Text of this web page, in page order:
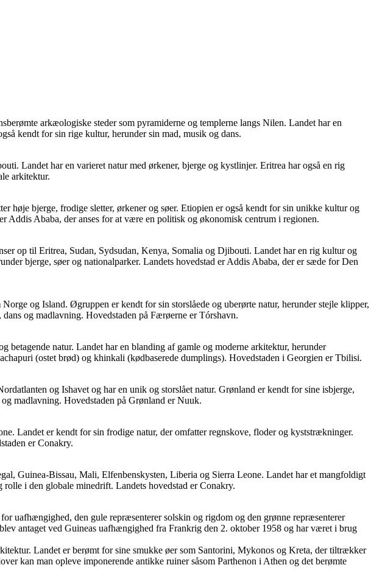
arkæologiske steder som pyramiderne og templerne langs Nilen. Landet har en
kendt for sin rige kultur, herunder sin mad, musik og dans.
Landet har en varieret natur med ørkener, bjerge og kystlinjer. Eritrea har også en rig
arkitektur.
høje bjerge, frodige sletter, ørkener og søer. Etiopien er også kendt for sin unikke kultur og
Addis Ababa, der anses for at være en politisk og økonomisk centrum i regionen.
op til Eritrea, Sudan, Sydsudan, Kenya, Somalia og Djibouti. Landet har en rig kultur og
bjerge, søer og nationalparker. Landets hovedstad er Addis Ababa, der er sæde for Den
og Island. Øgruppen er kendt for sin storslåede og uberørte natur, herunder stejle klipper,
og madlavning. Hovedstaden på Færøerne er Tórshavn.
natur. Landet har en blanding af gamle og moderne arkitektur, herunder
(ostet brød) og khinkali (kødbaserede dumplings). Hovedstaden i Georgien er Tbilisi.
og Ishavet og har en unik og storslået natur. Grønland er kendt for sine isbjerge,
madlavning. Hovedstaden på Grønland er Nuuk.
Landet er kendt for sin frodige natur, der omfatter regnskove, floder og kyststrækninger.
er Conakry.
Guinea-Bissau, Mali, Elfenbenskysten, Liberia og Sierra Leone. Landet har et mangfoldigt
i den globale minedrift. Landets hovedstad er Conakry.
uafhængighed, den gule repræsenterer solskin og rigdom og den grønne repræsenterer
antaget ved Guineas uafhængighed fra Frankrig den 2. oktober 1958 og har været i brug
Landet er berømt for sine smukke øer som Santorini, Mykonos og Kreta, der tiltrækker
kan man opleve imponerende antikke ruiner såsom Parthenon i Athen og det berømte